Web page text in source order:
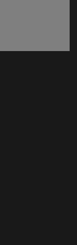
ventana)
ventana)